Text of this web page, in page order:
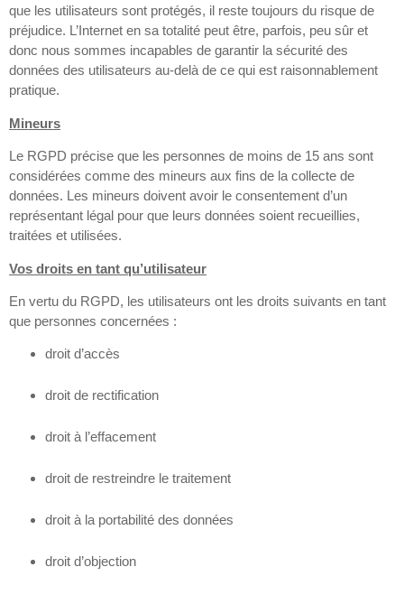
que les utilisateurs sont protégés, il reste toujours du risque de
préjudice. L’Internet en sa totalité peut être, parfois, peu sûr et
donc nous sommes incapables de garantir la sécurité des
données des utilisateurs au-delà de ce qui est raisonnablement
pratique.
Mineurs
Le RGPD précise que les personnes de moins de 15 ans sont
considérées comme des mineurs aux fins de la collecte de
données. Les mineurs doivent avoir le consentement d’un
représentant légal pour que leurs données soient recueillies,
traitées et utilisées.
Vos droits en tant qu’utilisateur
En vertu du RGPD, les utilisateurs ont les droits suivants en tant
que personnes concernées :
droit d’accès
droit de rectification
droit à l’effacement
droit de restreindre le traitement
droit à la portabilité des données
droit d’objection